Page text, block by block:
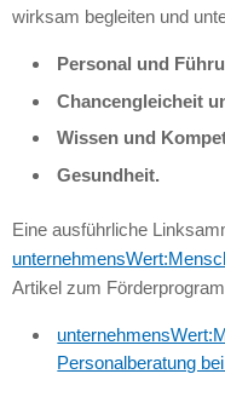
wirksam begleiten und
Personal und
Chancengleicheit
Wissen und
Gesundheit.
Eine ausführliche
Artikel zum
Personalberatung